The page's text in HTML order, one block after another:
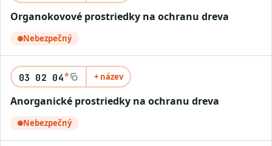
organokovové prostriedky na ochranu dreva
Nebezpečný
03 02 04* + název
anorganické prostriedky na ochranu dreva
Nebezpečný